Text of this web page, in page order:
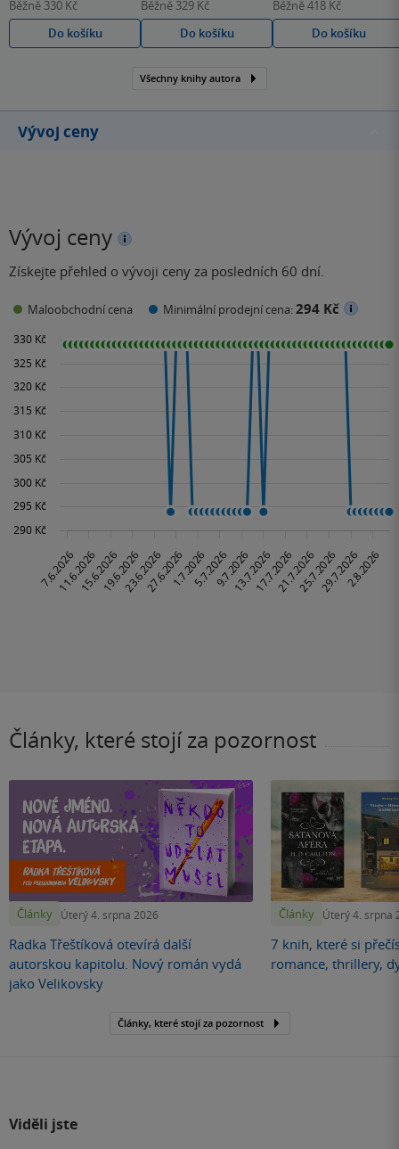
Běžně 330 Kč
Do košíku
Běžně 329 Kč
Do košíku
Běžně418 Kč
Do košíku
Všechny knihy autora
Vývoj ceny
Vývoj ceny
Získejte přehled o vývoji ceny za posledních 60 dní.
Maloobchodní cena Minimální prodejní cena:294 Kč
Články, které stojí za pozornost
Články Úterý 4. srpna 2026
Radka Třeštíková otevírá další
autorskou kapitolu. Nový román vydá
jako Velikovsky
Články Úterý 4. srpna
7 knih, které si
romance, thrillery,
Články, které stojí za pozornost
Viděli jste